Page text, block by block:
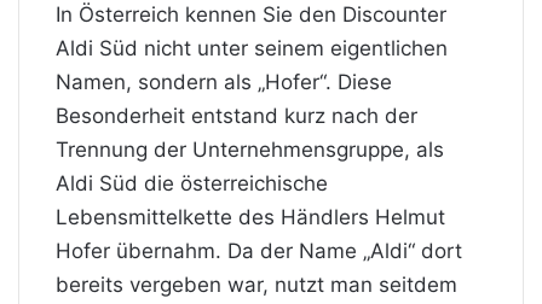
In Österreich kennen Sie den Discounter
Aldi Süd nicht unter seinem eigentlichen
Namen, sondern als „Hofer“. Diese
Besonderheit entstand kurz nach der
Trennung der Unternehmensgruppe, als
Aldi Süd die österreichische
Lebensmittelkette des Händlers Helmut
Hofer übernahm. Da der Name „Aldi“ dort
bereits vergeben war, nutzt man seitdem